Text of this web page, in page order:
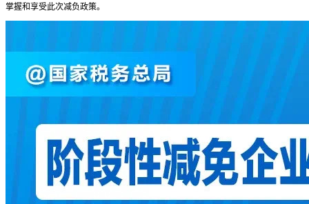
掌握和享受此次减负政策。